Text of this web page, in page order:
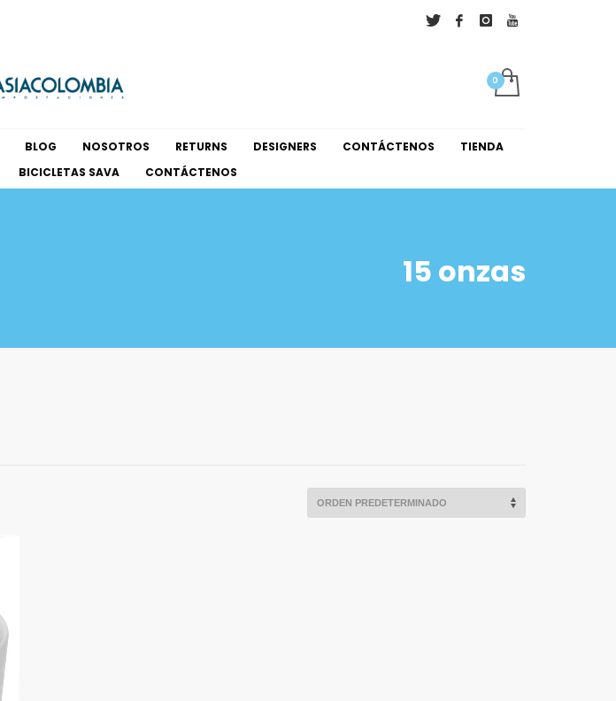
BLOG NOSOTROS RETURNS DESIGNERS CONTÁCTENOS
TIENDA
BICICLETAS SAVA CONTÁCTENOS
15 onzas